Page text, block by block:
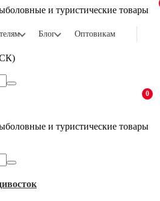
и туристические товары
Блог Оптовикам
0
и туристические товары